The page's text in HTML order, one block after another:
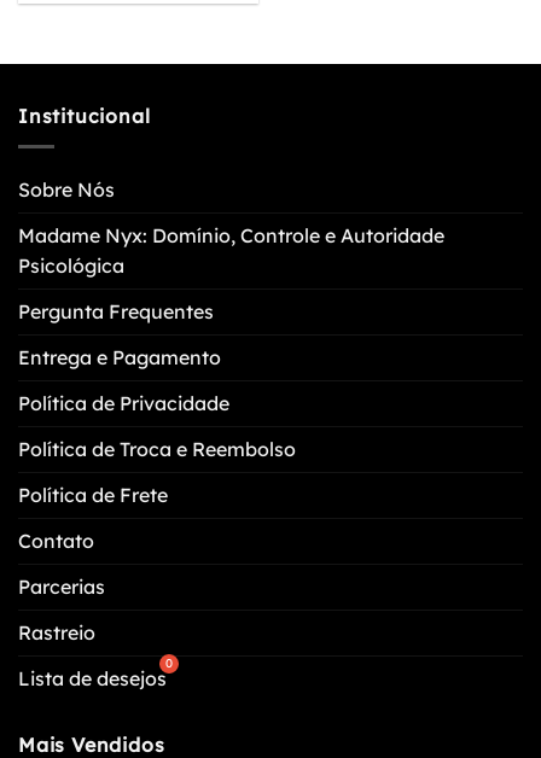
variantes.
página
Institucional
Sobre Nós
Madame Nyx: Domínio, Controle e Autoridade
Psicológica
Pergunta Frequentes
Entrega e Pagamento
Política de Privacidade
Política de Troca e Reembolso
Política de Frete
Contato
Parcerias
Rastreio
Lista de desejos
Mais Vendidos